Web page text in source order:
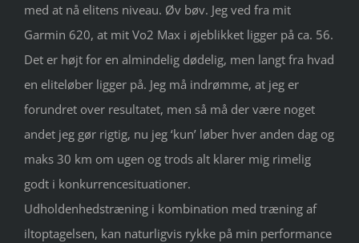
med at nå elitens niveau. Øv bøv. Jeg ved fra mit
Garmin 620, at mit Vo2 Max i øjeblikket ligger på ca. 56.
Det er højt for en almindelig dødelig, men langt fra hvad
en eliteløber ligger på. Jeg må indrømme, at jeg er
forundret over resultatet, men så må der være noget
andet jeg gør rigtig, nu jeg ‘kun’ løber hver anden dag og
maks 30 km om ugen og trods alt klarer mig rimelig
godt i konkurrencesituationer.
Udholdenhedstræning i kombination med træning af
iltoptagelsen, kan naturligvis rykke på min performance